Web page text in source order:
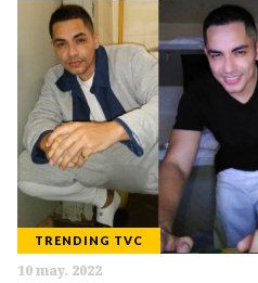
TRENDING TVC
10 may. 2022